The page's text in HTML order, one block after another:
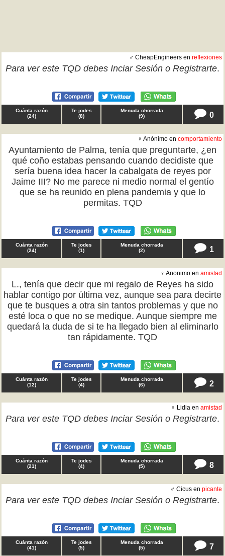
♂ CheapEngineers en reflexiones
Para ver este TQD debes Inciar Sesión o Registrarte.
Cuánta razón
(24)
Te jodes
(8)
Menuda chorrada
(9) 0
♀ Anónimo en comportamiento
Ayuntamiento de Palma, tenía que preguntarte, ¿en
qué coño estabas pensando cuando decidiste que
sería buena idea hacer la cabalgata de reyes por
Jaime III? No me parece ni medio normal el gentío
que se ha reunido en plena pandemia y que lo
permitas. TQD
Cuánta razón
(24)
Te jodes
(1)
Menuda chorrada
(2) 1
♀ Anonimo en amistad
L., tenía que decir que mi regalo de Reyes ha sido
hablar contigo por última vez, aunque sea para decirte
que te busques a otra sin tantos problemas y que no
esté loca o que no se medique. Aunque siempre me
quedará la duda de si te ha llegado bien al eliminarlo
tan rápidamente. TQD
Cuánta razón
(12)
Te jodes
(4)
Menuda chorrada
(6) 2
♀ Lidia en amistad
Para ver este TQD debes Inciar Sesión o Registrarte.
Cuánta razón
(21)
Te jodes
(4)
Menuda chorrada
(5) 8
♂ Cicus en picante
Para ver este TQD debes Inciar Sesión o Registrarte.
Cuánta razón
(41)
Te jodes
(5)
Menuda chorrada
(5) 7